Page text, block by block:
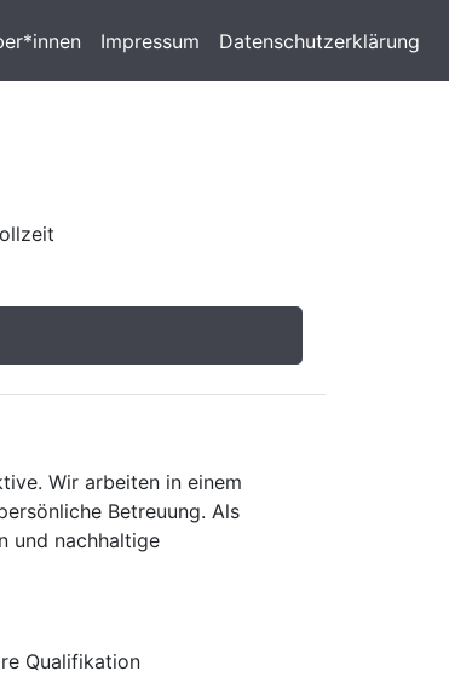
Impressum Datenschutzerklärung
Wir arbeiten in einem
Betreuung. Als
und nachhaltige
Qualifikation